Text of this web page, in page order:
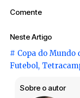
Comente
Neste Artigo
# Copa do Mundo
Futebol,
Sobre o autor